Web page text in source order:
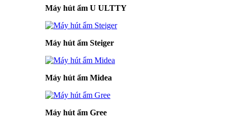
Máy hút ẩm U ULTTY
Máy hút ẩm Steiger
Máy hút ẩm Midea
Máy hút ẩm Gree